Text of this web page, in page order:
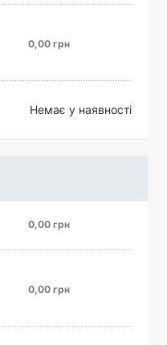
0,00 грн
Немає у наявності
0,00 грн
0,00 грн